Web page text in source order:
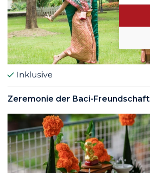
Inklusive
Zeremonie der Baci-Freundschaft